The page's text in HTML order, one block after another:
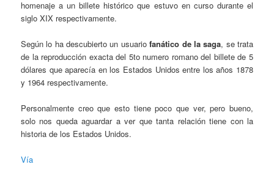
homenaje a un billete histórico que estuvo en curso durante el
siglo XIX respectivamente.
Según lo ha descubierto un usuariofanático de la saga, se trata
de la reproducción exacta del 5to numero romano del billete de 5
dólares que aparecía en los Estados Unidos entre los años 1878
y 1964 respectivamente.
Personalmente creo que esto tiene poco que ver, pero bueno,
solo nos queda aguardar a ver que tanta relación tiene con la
historia de los Estados Unidos.
Vía